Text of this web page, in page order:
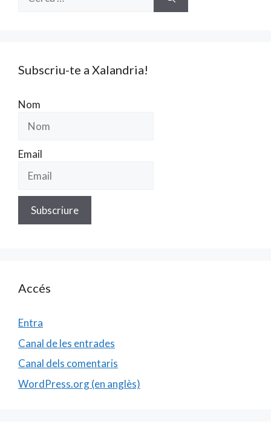
Subscriu-te a Xalandria!
Nom
Email
Accés
Entra
Canal de les entrades
Canal dels comentaris
WordPress.org (en anglès)